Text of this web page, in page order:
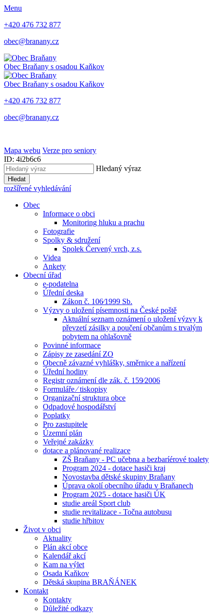
Menu
+420 476 732 877
obec@branany.cz
Obec Braňany s osadou Kaňkov
Obec Braňany s osadou Kaňkov
+420 476 732 877
obec@branany.cz
Mapa webu Verze pro seniory
ID: 4i2b6c6
Hledaný výraz
Hledat
rozšířené vyhledávání
Obec
Informace o obci
Monitoring hluku a prachu
Fotografie
Spolky & sdružení
Spolek Červený vrch, z.s.
Videa
Ankety
Obecní úřad
e-podatelna
Úřední deska
Zákon č. 106⁄1999 Sb.
Výzvy o uložení písemnosti na České poště
Aktuální seznam oznámení o uložení výzvy k
převzetí zásilky a poučení občanům s trvalým
pobytem na ohlašovně
Povinné informace
Zápisy ze zasedání ZO
Obecně závazné vyhlášky, směrnice a nařízení
Úřední hodiny
Registr oznámení dle zák. č. 159⁄2006
Formuláře ⁄ tiskopisy
Organizační struktura obce
Odpadové hospodářství
Poplatky
Pro zastupitele
Územní plán
Veřejné zakázky
dotace a plánované realizace
ZŠ Braňany - PC učebna a bezbaríérové toalety
Program 2024 - dotace hasiči kraj
Novostavba dětské skupiny Braňany
Úprava okolí obecního úřadu v Braňanech
Program 2025 - dotace hasiči ÚK
studie areál Sport club
studie revitalizace - Točna autobusu
studie hřbitov
Život v obci
Aktuality
Plán akcí obce
Kalendář akcí
Kam na výlet
Osada Kaňkov
Dětská skupina BRAŇÁNEK
Kontakt
Kontakty
Důležité odkazy